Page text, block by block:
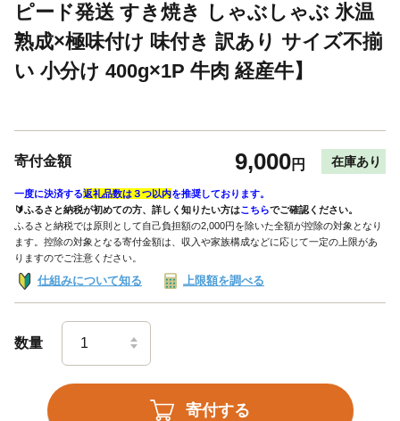
ピード発送 すき焼き しゃぶしゃぶ 氷温
熟成×極味付け 味付き 訳あり サイズ不揃
い 小分け 400g×1P 牛肉 経産牛】
寄付金額 9,000円 在庫あり
一度に決済する返礼品数は３つ以内を推奨しております。
🔰ふるさと納税が初めての方、詳しく知りたい方はこちらでご確認ください。
ふるさと納税では原則として自己負担額の2,000円を除いた全額が控除の対象となり
ます。控除の対象となる寄付金額は、収入や家族構成などに応じて一定の上限があ
りますのでご注意ください。
仕組みについて知る 上限額を調べる
数量
寄付する